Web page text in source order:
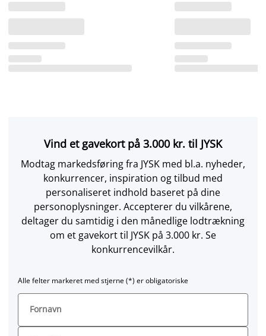
Vind et gavekort på 3.000 kr. til JYSK
Modtag markedsføring fra JYSK med bl.a. nyheder,
konkurrencer, inspiration og tilbud med
personaliseret indhold baseret på dine
personoplysninger. Accepterer du vilkårene,
deltager du samtidig i den månedlige lodtrækning
om et gavekort til JYSK på 3.000 kr. Se
konkurrencevilkår.
Alle felter markeret med stjerne (*) er obligatoriske
Fornavn